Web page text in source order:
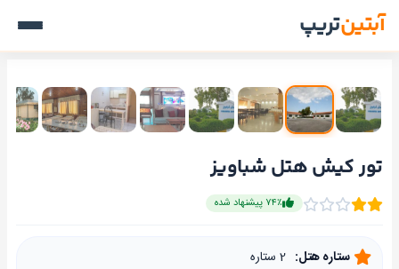
آبتینتریپ
تور کیش هتل شباویز
۷۴٪ پیشنهاد شده
ستاره هتل: